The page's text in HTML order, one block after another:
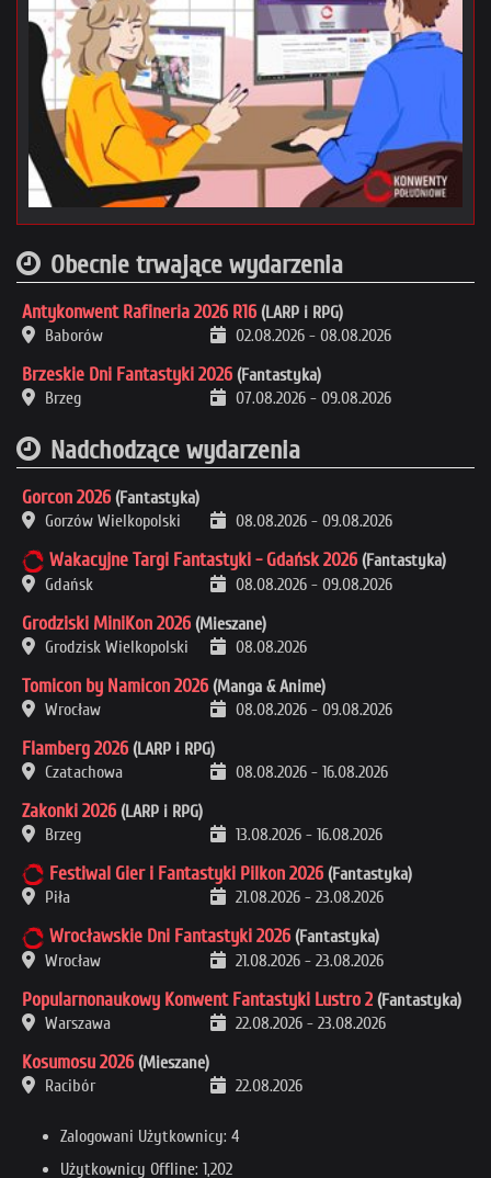
Obecnie trwające wydarzenia
Antykonwent Rafineria 2026 R16 (LARP i RPG)
Baborów
02.08.2026 - 08.08.2026
Brzeskie Dni Fantastyki 2026 (Fantastyka)
Brzeg
07.08.2026 - 09.08.2026
Nadchodzące wydarzenia
Gorcon 2026 (Fantastyka)
Gorzów Wielkopolski
08.08.2026 - 09.08.2026
Wakacyjne Targi Fantastyki - Gdańsk 2026 (Fantastyka)
Gdańsk
08.08.2026 - 09.08.2026
Grodziski MiniKon 2026 (Mieszane)
Grodzisk Wielkopolski
08.08.2026
Tomicon by Namicon 2026 (Manga & Anime)
Wrocław
08.08.2026 - 09.08.2026
Flamberg 2026 (LARP i RPG)
Czatachowa
08.08.2026 - 16.08.2026
Zakonki 2026 (LARP i RPG)
Brzeg
13.08.2026 - 16.08.2026
Festiwal Gier i Fantastyki Pilkon 2026 (Fantastyka)
Piła
21.08.2026 - 23.08.2026
Wrocławskie Dni Fantastyki 2026 (Fantastyka)
Wrocław
21.08.2026 - 23.08.2026
Popularnonaukowy Konwent Fantastyki Lustro 2 (Fantastyka)
Warszawa
22.08.2026 - 23.08.2026
Kosumosu 2026 (Mieszane)
Racibór
22.08.2026
Zalogowani Użytkownicy: 4
Użytkownicy Offline: 1,202